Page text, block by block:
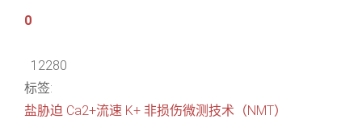
0
12280
标签:
盐胁迫 Ca2+流速 K+ 非损伤微测技术（NMT）